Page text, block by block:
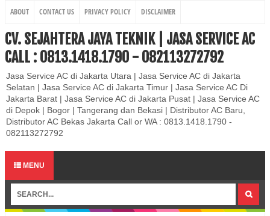
ABOUT CONTACT US PRIVACY POLICY DISCLAIMER
CV. SEJAHTERA JAYA TEKNIK | JASA SERVICE AC
CALL : 0813.1418.1790 - 082113272792
Jasa Service AC di Jakarta Utara | Jasa Service AC di Jakarta
Selatan | Jasa Service AC di Jakarta Timur | Jasa Service AC Di
Jakarta Barat | Jasa Service AC di Jakarta Pusat | Jasa Service AC
di Depok | Bogor | Tangerang dan Bekasi | Distributor AC Baru,
Distributor AC Bekas Jakarta Call or WA : 0813.1418.1790 -
082113272792
MENU